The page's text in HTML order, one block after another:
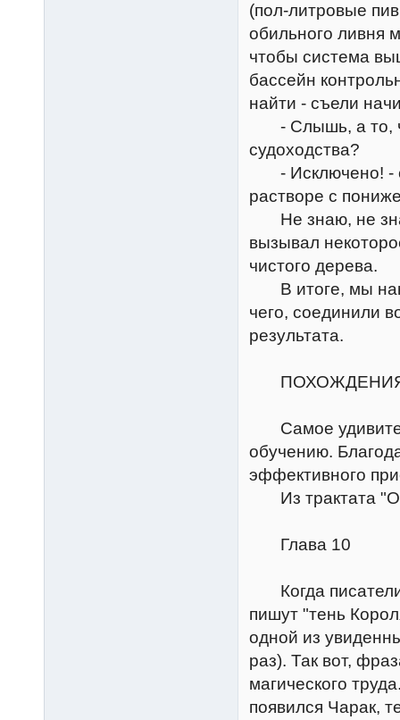
(пол-литровые
обильного ливня
чтобы система
бассейн
найти - съели
- Слышь, а то,
судоходства?
- Исключено! -
растворе с
Не знаю, не
вызывал
чистого дерева.
В итоге, мы
чего, соединили
результата.
ПОХОЖДЕНИЯ
Самое
обучению.
эффективного
Из трактата "О
Глава 10
Когда писатели
пишут "тень
одной из
раз). Так вот,
магического
появился Чарак,